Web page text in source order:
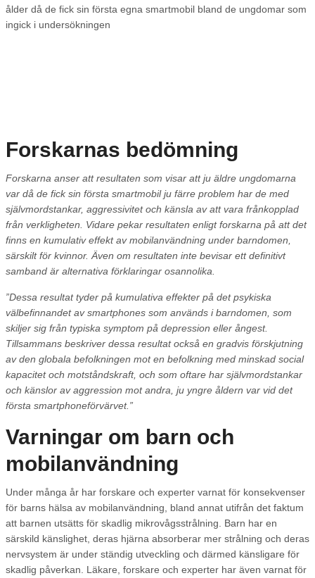
ålder då de fick sin första egna smartmobil bland de ungdomar som
ingick i undersökningen
Forskarnas bedömning
Forskarna anser att resultaten som visar att ju äldre ungdomarna
var då de fick sin första smartmobil ju färre problem har de med
självmordstankar, aggressivitet och känsla av att vara frånkopplad
från verkligheten. Vidare pekar resultaten enligt forskarna på att det
finns en kumulativ effekt av mobilanvändning under barndomen,
särskilt för kvinnor. Även om resultaten inte bevisar ett definitivt
samband är alternativa förklaringar osannolika.
”Dessa resultat tyder på kumulativa effekter på det psykiska
välbefinnandet av smartphones som används i barndomen, som
skiljer sig från typiska symptom på depression eller ångest.
Tillsammans beskriver dessa resultat också en gradvis förskjutning
av den globala befolkningen mot en befolkning med minskad social
kapacitet och motståndskraft, och som oftare har självmordstankar
och känslor av aggression mot andra, ju yngre åldern var vid det
första smartphoneförvärvet.”
Varningar om barn och
mobilanvändning
Under många år har forskare och experter varnat för konsekvenser
för barns hälsa av mobilanvändning, bland annat utifrån det faktum
att barnen utsätts för skadlig mikrovågsstrålning. Barn har en
särskild känslighet, deras hjärna absorberar mer strålning och deras
nervsystem är under ständig utveckling och därmed känsligare för
skadlig påverkan. Läkare, forskare och experter har även varnat för